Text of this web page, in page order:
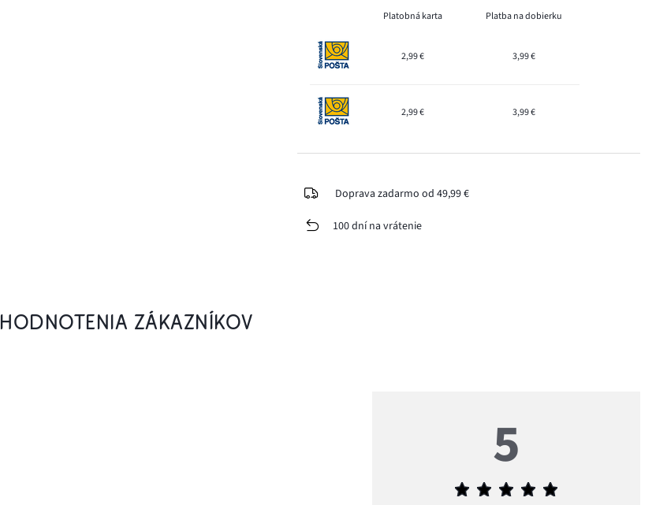
Platobná karta Platba na dobierku
2,99 € 3,99 €
2,99 € 3,99 €
Doprava zadarmo od 49,99 €
100 dní na vrátenie
HODNOTENIA ZÁKAZNÍKOV
5
Priemerné